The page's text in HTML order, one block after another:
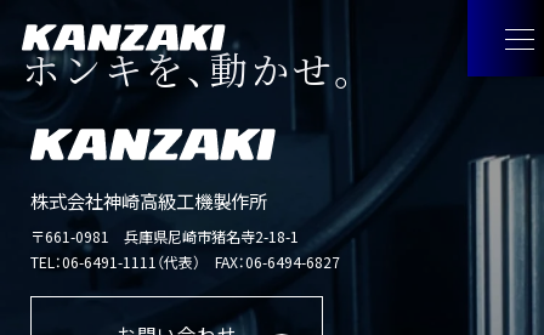
製品情報
製品情報トップ
油圧機器・トランスミッション・
企業情報
企業情報トップ
採用情報
株式会社神崎高級工機製作所
〒661-0981 兵庫県尼崎市猪名寺2-18-1
TEL：06-6491-1111（代表） FAX：06-6494-6827
ホンキを、動かせ。